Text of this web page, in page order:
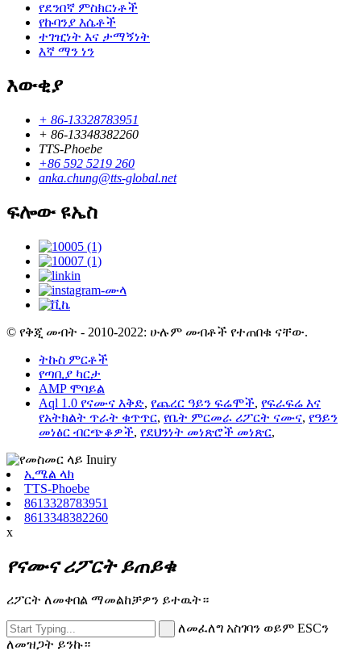
የደንበኛ ምስክርነቶች
የኩባንያ እሴቶች
ተገዢነት እና ታማኝነት
እኛ ማን ነን
እውቂያ
+ 86-13328783951
+ 86-13348382260
TTS-Phoebe
+86 592 5219 260
anka.chung@tts-global.net
ፍሎው ዩኤስ
© የቅጂ መብት - 2010-2022: ሁሉም መብቶች የተጠበቁ ናቸው.
ትኩስ ምርቶች
የጣቢያ ካርታ
AMP ሞባይል
Aql 1.0 የናሙና እቅድ, የጨረር ዓይን ፍሬሞች, የፍራፍሬ እና
የአትክልት ጥራት ቁጥጥር, የቤት ምርመራ ሪፖርት ናሙና, የዓይን
መነፅር ብርጭቆዎች, የደህንነት መነጽሮች መነጽር,
ኢሜል ላክ
TTS-Phoebe
8613328783951
8613348382260
x
የናሙና ሪፖርት ይጠይቁ
ሪፖርት ለመቀበል ማመልከቻዎን ይተዉት።
ለመፈለግ አስገባን ወይም ESCን
ለመዝጋት ይንኩ።